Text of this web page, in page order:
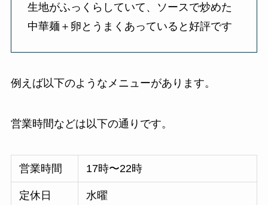
生地がふっくらしていて、ソースで炒めた
中華麺＋卵とうまくあっていると好評です
例えば以下のようなメニューがあります。
営業時間などは以下の通りです。
営業時間 17時〜22時
定休日 水曜